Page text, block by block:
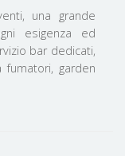
una grande
esigenza ed
bar dedicati,
garden